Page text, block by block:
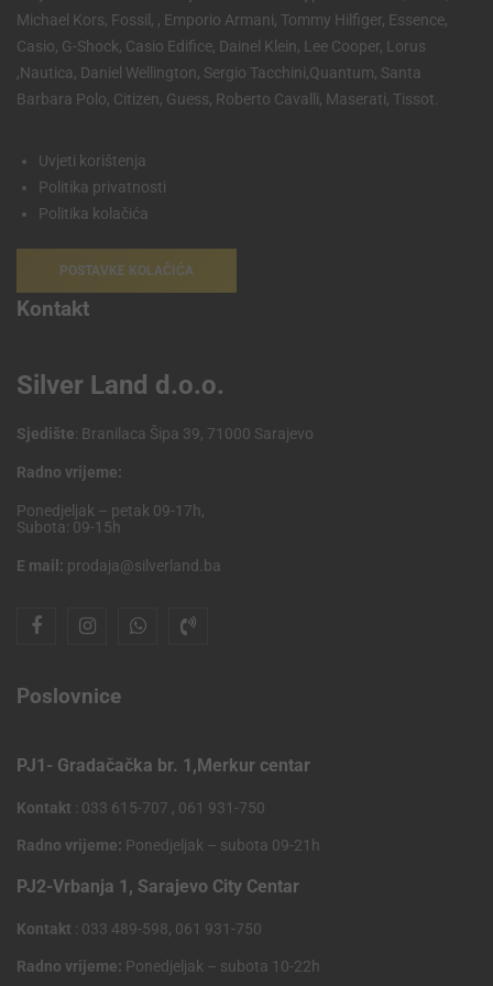
Michael Kors, Fossil, , Emporio Armani, Tommy Hilfiger, Essence,
Casio, G-Shock, Casio Edifice, Dainel Klein, Lee Cooper, Lorus
,Nautica, Daniel Wellington, Sergio Tacchini,Quantum, Santa
Barbara Polo, Citizen, Guess, Roberto Cavalli, Maserati, Tissot.
Uvjeti korištenja
Politika privatnosti
Politika kolačića
POSTAVKE KOLAČIĆA
Kontakt
Silver Land d.o.o.
Sjedište: Branilaca Šipa 39, 71000 Sarajevo
Radno vrijeme:
Ponedjeljak – petak 09-17h,
Subota: 09-15h
E mail: prodaja@silverland.ba
Poslovnice
PJ1- Gradačačka br. 1,Merkur centar
Kontakt : 033 615-707 , 061 931-750
Radno vrijeme: Ponedjeljak – subota 09-21h
PJ2-Vrbanja 1, Sarajevo City Centar
Kontakt : 033 489-598, 061 931-750
Radno vrijeme: Ponedjeljak – subota 10-22h